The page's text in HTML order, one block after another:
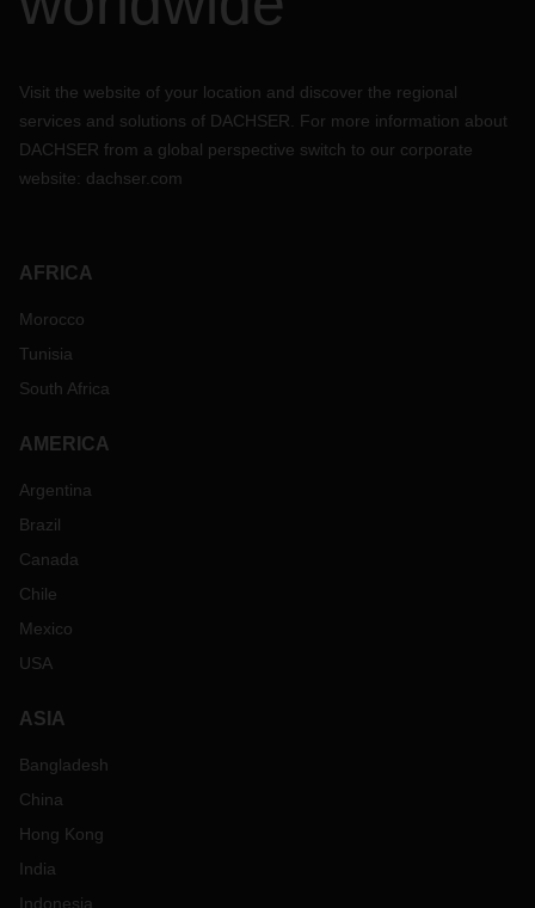
Visit the website of your location and discover the regional
services and solutions of DACHSER. For more information about
DACHSER from a global perspective switch to our corporate
website: dachser.com
AFRICA
Morocco
Tunisia
South Africa
AMERICA
Argentina
Brazil
Canada
Chile
Mexico
USA
ASIA
Bangladesh
China
Hong Kong
India
Indonesia